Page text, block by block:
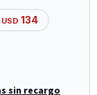
USD 134
sin recargo